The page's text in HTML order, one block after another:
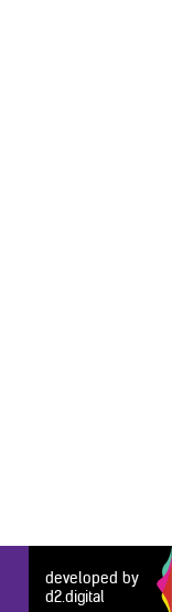
developed by
d2.digital